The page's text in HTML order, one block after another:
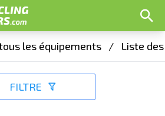
les équipements / Liste
FILTRE